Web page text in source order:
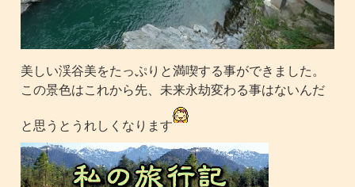
美しい渓谷美をたっぷりと満喫する事ができました。
この景色はこれから先、未来永劫変わる事はないんだ
と思うとうれしくなります